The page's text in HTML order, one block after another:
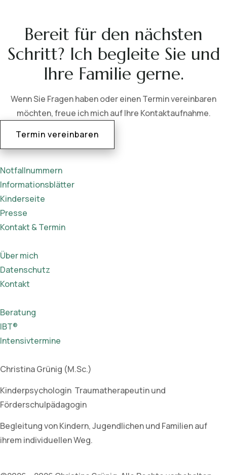
Bereit für den nächsten
Schritt? Ich begleite Sie und
Ihre Familie gerne.
Wenn Sie Fragen haben oder einen Termin vereinbaren
möchten, freue ich mich auf Ihre Kontaktaufnahme.
Termin vereinbaren
Notfallnummern
Informationsblätter
Kinderseite
Presse
Kontakt & Termin
Über mich
Datenschutz
Kontakt
Beratung
IBT®
Intensivtermine
Christina Grünig (M.Sc.)
Kinderpsychologin Traumatherapeutin und
Förderschulpädagogin
Begleitung von Kindern, Jugendlichen und Familien auf
ihrem individuellen Weg.